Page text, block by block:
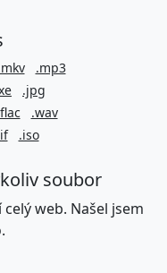
.mp3
.jpg
.wav
.iso
soubor
web. Našel jsem